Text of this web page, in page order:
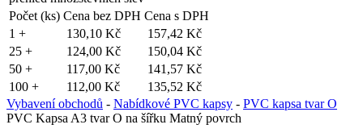
Počet (ks) Cena bez DPH Cena s DPH
1 +
130,10 Kč
157,42 Kč
25 +
124,00 Kč
150,04 Kč
50 +
117,00 Kč
141,57 Kč
100 +
112,00 Kč
135,52 Kč
Vybavení obchodů - Nabídkové PVC kapsy - PVC kapsa tvar O
PVC Kapsa A3 tvar O na šířku Matný povrch